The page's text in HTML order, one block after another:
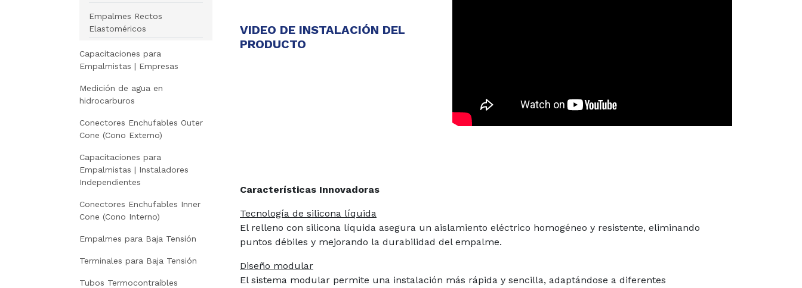
Empalmes Rectos
Elastoméricos
Capacitaciones para
Empalmistas | Empresas
Medición de agua en
hidrocarburos
Conectores Enchufables Outer
Cone (Cono Externo)
Capacitaciones para
Empalmistas | Instaladores
Independientes
Conectores Enchufables Inner
Cone (Cono Interno)
Empalmes para Baja Tensión
Terminales para Baja Tensión
Tubos Termocontraíbles
VIDEO DE INSTALACIÓN DEL
PRODUCTO
Características Innovadoras
Tecnología de silicona líquida
El relleno con silicona líquida asegura un aislamiento eléctrico homogéneo y resistente, eliminando
puntos débiles y mejorando la durabilidad del empalme.
Diseño modular
El sistema modular permite una instalación más rápida y sencilla, adaptándose a diferentes